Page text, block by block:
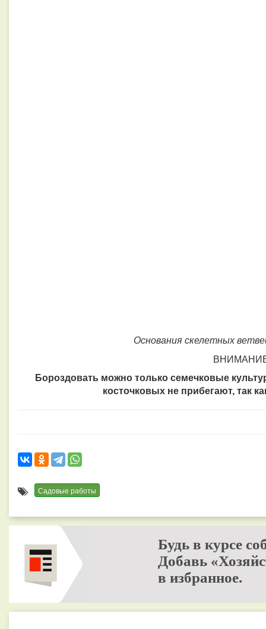
Основания скелетных
Бороздовать можно только семечковые
косточковых не прибегают, так
Садовые работы
Будь в курсе
Добавь
в избранное.